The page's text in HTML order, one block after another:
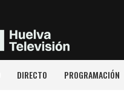
DIRECTO PROGRAMACIÓN